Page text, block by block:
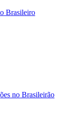
Brasileiro
no Brasileirão